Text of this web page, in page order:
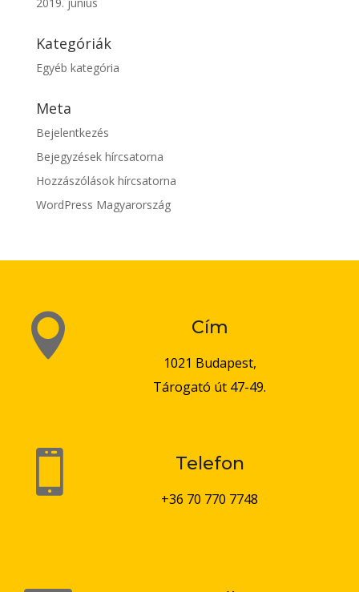
Kategóriák
Egyéb kategória
Meta
Bejelentkezés
Bejegyzések hírcsatorna
Hozzászólások hírcsatorna
WordPress Magyarország
 Cím
1021 Budapest,
Tárogató út 47-49.
 Telefon
+36 70 770 7748